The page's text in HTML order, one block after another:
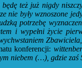
będę też już nigdy
były wznoszone
potrzebę
i wypełni życie
konferencji:
niebem (…), gdzie